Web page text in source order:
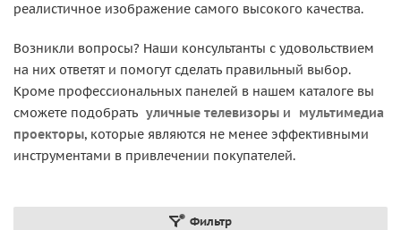
реалистичное изображение самого высокого качества.
Возникли вопросы? Наши консультанты с удовольствием
на них ответят и помогут сделать правильный выбор.
Кроме профессиональных панелей в нашем каталоге вы
сможете подобрать уличные телевизоры и
мультимедиа
проекторы, которые являются не менее эффективными
инструментами в привлечении покупателей.
Фильтр